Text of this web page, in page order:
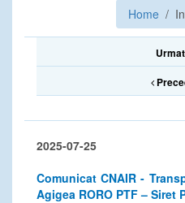
Home /
2025-07-25
Comunicat CNAIR -
Agigea RORO PTF – Siret